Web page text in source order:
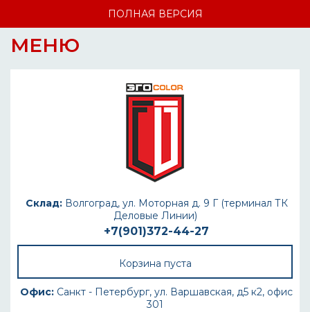
ПОЛНАЯ ВЕРСИЯ
МЕНЮ
Склад:Волгоград, ул. Моторная д. 9 Г (терминал ТК
Деловые Линии)
+7(901)372-44-27
Корзина пуста
Офис: Санкт - Петербург, ул. Варшавская, д5 к2, офис
301